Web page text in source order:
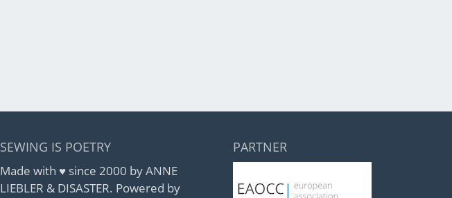
SEWING IS POETRY
Made with ♥ since 2000 by ANNE
LIEBLER & DISASTER. Powered by
PARTNER